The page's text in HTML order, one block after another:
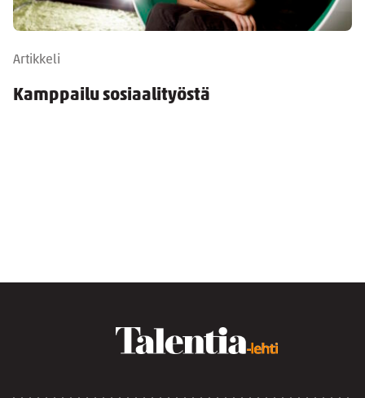
Artikkeli
Kamppailu sosiaalityöstä